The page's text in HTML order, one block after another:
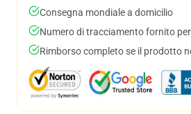
Consegna mondiale a domicilio
Numero di tracciamento fornito
Rimborso completo se il prodotto